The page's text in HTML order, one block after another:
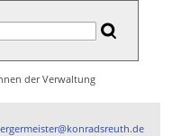
der Verwaltung